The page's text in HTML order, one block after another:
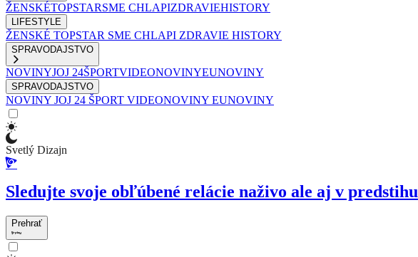
ŽENSKÉTOPSTARSME CHLAPIZDRAVIEHISTORY
LIFESTYLE
ŽENSKÉ TOPSTAR SME CHLAPI ZDRAVIE HISTORY
SPRAVODAJSTVO
NOVINYJOJ 24ŠPORTVIDEONOVINYEUNOVINY
SPRAVODAJSTVO
NOVINY JOJ 24 ŠPORT VIDEONOVINY EUNOVINY
Svetlý Dizajn
Sledujte svoje obľúbené relácie naživo ale aj v predstihu
Prehrať